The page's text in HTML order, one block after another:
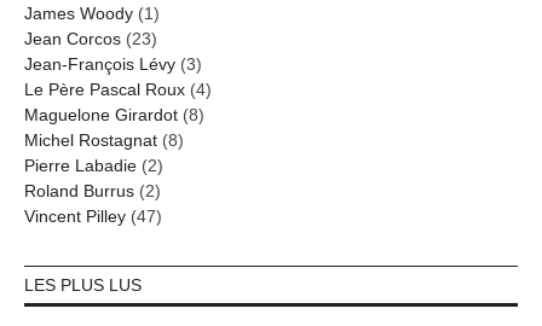
James Woody (1)
Jean Corcos (23)
Jean-François Lévy (3)
Le Père Pascal Roux (4)
Maguelone Girardot (8)
Michel Rostagnat (8)
Pierre Labadie (2)
Roland Burrus (2)
Vincent Pilley (47)
LES PLUS LUS